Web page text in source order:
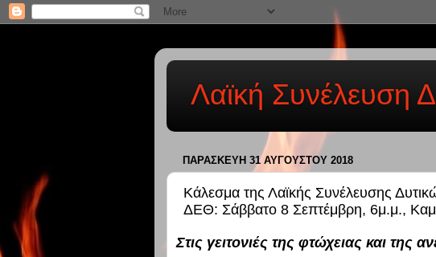
Λαϊκή Συνέλευση
ΠΑΡΑΣΚΕΥΉ 31 ΑΥΓΟΎΣΤΟΥ 2018
Κάλεσμα της Λαϊκής Συνέλευσης
ΔΕΘ: Σάββατο 8 Σεπτέμβρη, 6μ.μ.,
Στις γειτονιές της φτώχειας και της